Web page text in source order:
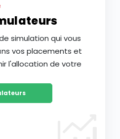
simulation qui vous
vos placements et
l'allocation de votre